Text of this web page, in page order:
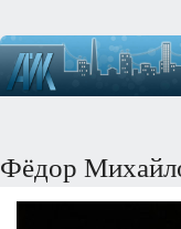
Фёдор